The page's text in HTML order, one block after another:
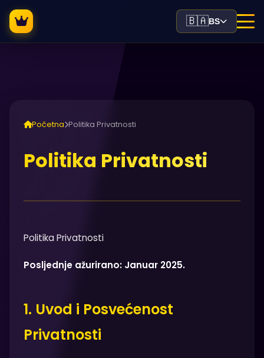
🇧🇦BS
Početna Politika Privatnosti
Politika Privatnosti
Politika Privatnosti
Posljednje ažurirano: Januar 2025.
1. Uvod i Posvećenost
Privatnosti